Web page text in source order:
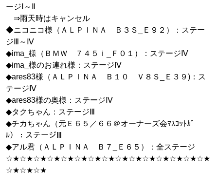
ージⅠ～Ⅱ
⇒雨天時はキャンセル
◆ニコニコ様（ＡＬＰＩＮＡ Ｂ３Ｓ_Ｅ９２）：ステー
ジⅢ～Ⅳ
◆ima_様（ＢＭＷ ７４５ｉ_Ｆ０１）：ステージⅣ
◆ima_様のお連れ様：ステージⅣ
◆ares83様（ＡＬＰＩＮＡ Ｂ１０ Ｖ８Ｓ_Ｅ３９)：ス
テージⅣ
◆ares83様の奥様：ステージⅣ
◆タクちゃん：ステージⅢ
◆チカちゃん（元Ｅ６５／６６＠オーナーズ会ﾏｽｺｯﾄｶﾞｰ
ﾙ）：ステージⅢ
◆アル君（ＡＬＰＩＮＡ Ｂ７_Ｅ６５）：全ステージ
☆★☆★☆★☆★☆★☆★☆★☆★☆★☆★☆★☆★☆★☆★☆★
☆★☆★☆★